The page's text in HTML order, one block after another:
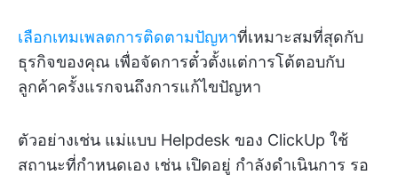
เลือกเทมเพลตการติดตามปัญหาที่เหมาะสมที่สุดกับ
ธุรกิจของคุณ เพื่อจัดการตั๋วตั้งแต่การโต้ตอบกับ
ลูกค้าครั้งแรกจนถึงการแก้ไขปัญหา
ตัวอย่างเช่น แม่แบบ Helpdesk ของ ClickUp ใช้
สถานะที่กำหนดเอง เช่น เปิดอยู่ กำลังดำเนินการ รอ